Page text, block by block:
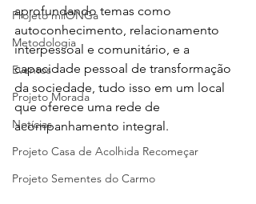
Projeto milONGa
Metodologia
Eventos
Projeto Morada
Notícias
Projeto Casa de Acolhida Recomeçar
Projeto Sementes do Carmo
aprofundando temas como
autoconhecimento, relacionamento
interpessoal e comunitário, e a
capacidade pessoal de transformação
da sociedade, tudo isso em um local
que oferece uma rede de
acompanhamento integral.